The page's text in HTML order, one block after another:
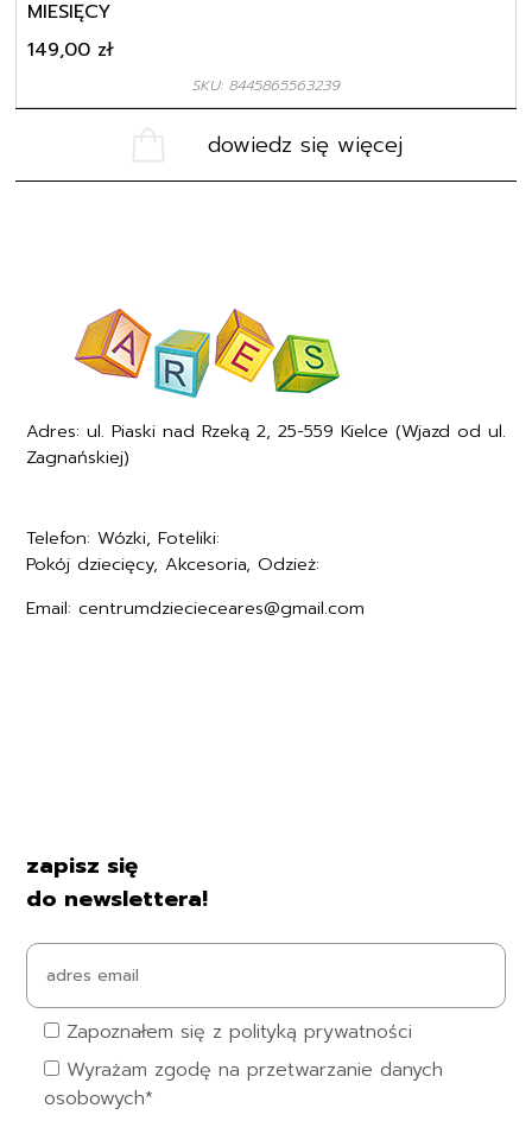
MIESIĘCY
SKU: 8445865563239
149,00 zł
dowiedz się więcej
Adres: ul. Piaski nad Rzeką 2, 25-559 Kielce (Wjazd od ul.
Zagnańskiej)
Telefon: Wózki, Foteliki:
Pokój dziecięcy, Akcesoria, Odzież:
Email: centrumdziecieceares@gmail.com
zapisz się
do newslettera!
Zapoznałem się z polityką prywatności
Wyrażam zgodę na przetwarzanie danych
osobowych*